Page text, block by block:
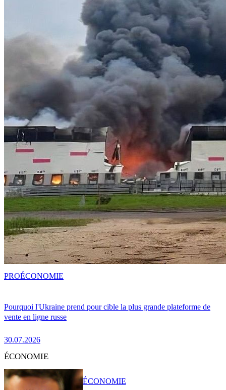
Pourquoi l'Ukraine prend pour cible la plus grande plateforme de
vente en ligne russe
30.07.2026
PROÉCONOMIE
ÉCONOMIE
ÉCONOMIE